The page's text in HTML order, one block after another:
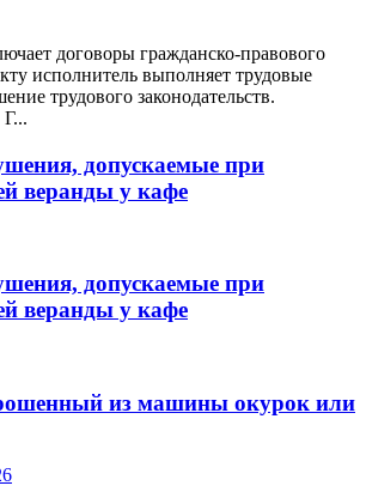
договоры гражданско-правового
исполнитель выполняет трудовые
трудового законодательств.
допускаемые при
веранды у кафе
допускаемые при
веранды у кафе
из машины окурок или